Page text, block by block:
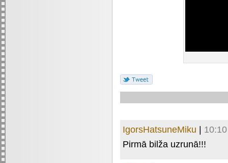
IgorsHatsuneMiku |
Pirmā bilža uzrunā!!!